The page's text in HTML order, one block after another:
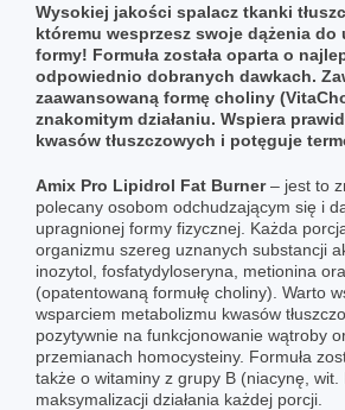
Wysokiej jakości spalacz tkanki
któremu wesprzesz swoje dążenia do
formy! Formuła została oparta o
odpowiednio dobranych dawkach.
zaawansowaną formę choliny
znakomitym działaniu. Wspiera
kwasów tłuszczowych i potęguje
Amix Pro Lipidrol Fat Burner– jest to
polecany osobom odchudzającym się i
upragnionej formy fizycznej. Każda
organizmu szereg uznanych substancji
inozytol, fosfatydyloseryna, metionina
(opatentowaną formułę choliny). Warto
wsparciem metabolizmu kwasów
pozytywnie na funkcjonowanie wątroby
przemianach homocysteiny. Formuła
także o witaminy z grupy B (niacynę, wit.
maksymalizacji działania każdej porcji.